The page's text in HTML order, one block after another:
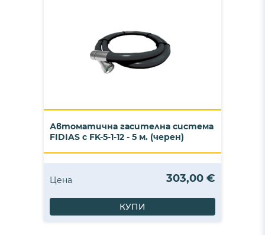
Автоматична гасителна система
FIDIAS с FK-5-1-12 - 5 м. (черен)
Цена 303,00 €
КУПИ